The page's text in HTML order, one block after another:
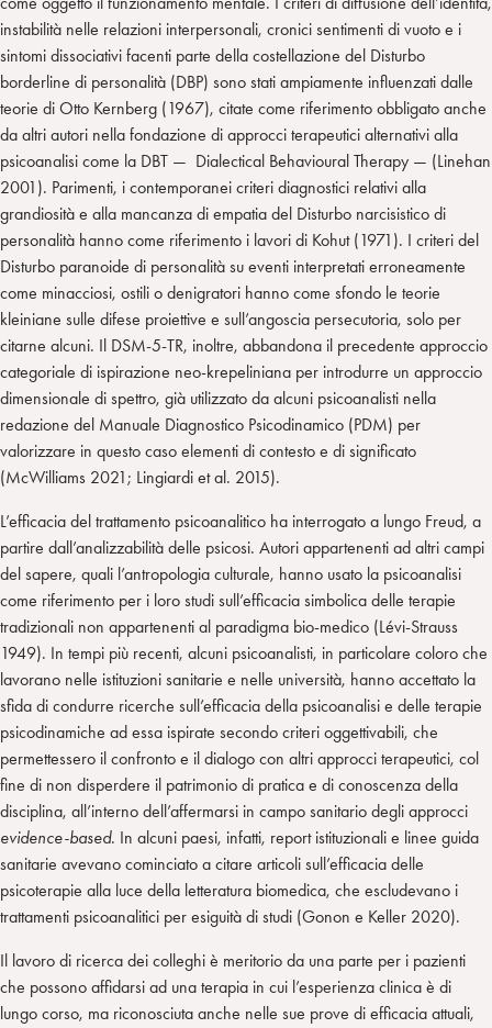
instabilità nelle relazioni interpersonali, cronici sentimenti di vuoto e i
sintomi dissociativi facenti parte della costellazione del Disturbo
borderline di personalità (DBP) sono stati ampiamente influenzati dalle
teorie di Otto Kernberg (1967), citate come riferimento obbligato anche
da altri autori nella fondazione di approcci terapeutici alternativi alla
psicoanalisi come la DBT — Dialectical Behavioural Therapy — (Linehan
2001). Parimenti, i contemporanei criteri diagnostici relativi alla
grandiosità e alla mancanza di empatia del Disturbo narcisistico di
personalità hanno come riferimento i lavori di Kohut (1971). I criteri del
Disturbo paranoide di personalità su eventi interpretati erroneamente
come minacciosi, ostili o denigratori hanno come sfondo le teorie
kleiniane sulle difese proiettive e sull’angoscia persecutoria, solo per
citarne alcuni. Il DSM-5-TR, inoltre, abbandona il precedente approccio
categoriale di ispirazione neo-krepeliniana per introdurre un approccio
dimensionale di spettro, già utilizzato da alcuni psicoanalisti nella
redazione del Manuale Diagnostico Psicodinamico (PDM) per
valorizzare in questo caso elementi di contesto e di significato
(McWilliams 2021; Lingiardi et al. 2015).
L’efficacia del trattamento psicoanalitico ha interrogato a lungo Freud, a
partire dall’analizzabilità delle psicosi. Autori appartenenti ad altri campi
del sapere, quali l’antropologia culturale, hanno usato la psicoanalisi
come riferimento per i loro studi sull’efficacia simbolica delle terapie
tradizionali non appartenenti al paradigma bio-medico (Lévi-Strauss
1949). In tempi più recenti, alcuni psicoanalisti, in particolare coloro che
lavorano nelle istituzioni sanitarie e nelle università, hanno accettato la
sfida di condurre ricerche sull’efficacia della psicoanalisi e delle terapie
psicodinamiche ad essa ispirate secondo criteri oggettivabili, che
permettessero il confronto e il dialogo con altri approcci terapeutici, col
fine di non disperdere il patrimonio di pratica e di conoscenza della
disciplina, all’interno dell’affermarsi in campo sanitario degli approcci
evidence-based. In alcuni paesi, infatti, report istituzionali e linee guida
sanitarie avevano cominciato a citare articoli sull’efficacia delle
psicoterapie alla luce della letteratura biomedica, che escludevano i
trattamenti psicoanalitici per esiguità di studi (Gonon e Keller 2020).
Il lavoro di ricerca dei colleghi è meritorio da una parte per i pazienti
che possono affidarsi ad una terapia in cui l’esperienza clinica è di
lungo corso, ma riconosciuta anche nelle sue prove di efficacia attuali,